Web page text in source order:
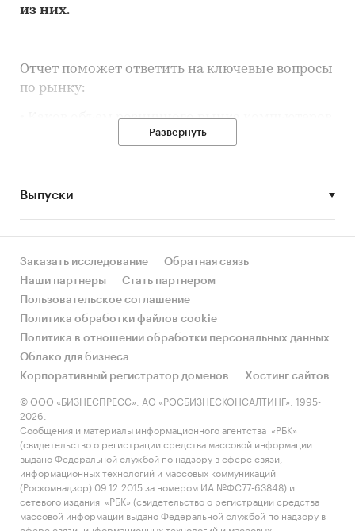
из них.
Отчет поможет ответить на ключевые вопросы
по рынку:
• Каков объем розничного рынка компьютеров
в Республике Хакасия, много это или мало по
за счет реального спроса или за счет
инфляции? Как соотносятся рост и падение с
• Какое место регион занимает в России и в
своем федеральном округе по объему продаж
и по продажам на душу населения?
• К какому сегменту можно отнести рынок по
размеру и темпом роста (малый/крупный, с
опережающей динамикой/с отстающей
динамикой) в стратегической перспективе и в
текущей ситуации? Меняются ли позиции
региона с течением времени?
• Насколько рынок насыщен и какой у региона
потенциал роста, если сравнить его с
регионами со схожими доходами, со схожей
долей расходов на компьютеры и с соседними
Развернуть
Выпуски
Заказать исследование
Обратная связь
Наши партнеры
Стать партнером
Пользовательское соглашение
Политика обработки файлов cookie
Политика в отношении обработки персональных данных
Облако для бизнеса
Корпоративный регистратор доменов
Хостинг сайтов
© ООО «БИЗНЕСПРЕСС», АО «РОСБИЗНЕСКОНСАЛТИНГ», 1995-
2026.
Сообщения и материалы информационного агентства «РБК»
(свидетельство о регистрации средства массовой информации
выдано Федеральной службой по надзору в сфере связи,
информационных технологий и массовых коммуникаций
(Роскомнадзор) 09.12.2015 за номером ИА №ФС77-63848) и
сетевого издания «РБК» (свидетельство о регистрации средства
массовой информации выдано Федеральной службой по надзору в